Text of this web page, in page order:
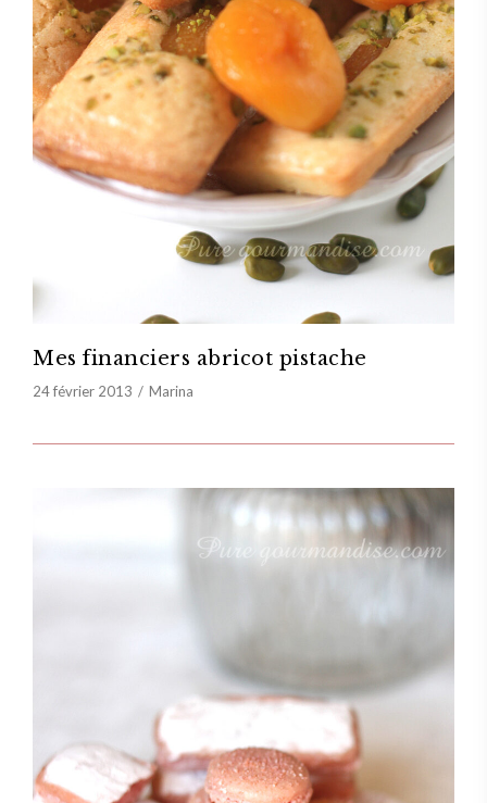
Mes financiers abricot pistache
24 février 2013 Marina